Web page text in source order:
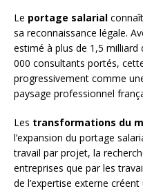
Le portage salarial
sa reconnaissance légale.
estimé à plus de 1,5 milliard
000 consultants portés,
progressivement comme
paysage professionnel
Les transformations du
l’expansion du portage
travail par projet, la
entreprises que par les
de l’expertise externe